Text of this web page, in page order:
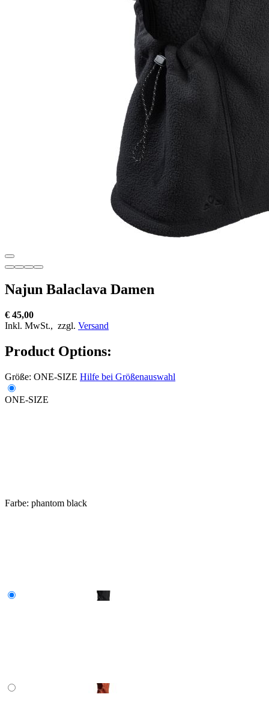
Najun Balaclava Damen
€ 45,00
Inkl. MwSt., zzgl. Versand
Product Options:
Größe: ONE-SIZE Hilfe bei Größenauswahl
ONE-SIZE
Farbe: phantom black